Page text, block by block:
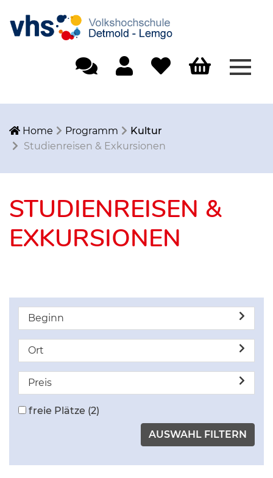
Home Programm
Kultur
Studienreisen & Exkursionen
STUDIENREISEN &
EXKURSIONEN
Beginn
Ort
Preis
freie Plätze (2)